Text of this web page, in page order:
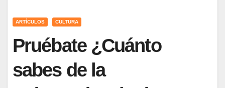
ARTÍCULOS CULTURA
Pruébate ¿Cuánto
sabes de la